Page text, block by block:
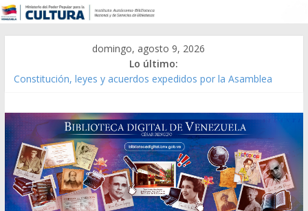
domingo, agosto 9, 2026
Lo último:
Constitución, leyes y acuerdos expedidos por la Asamblea
Modesta Bor Sánchez [material gráfico]
Gaceta Oficial de la República de Venezuela año CXXXIII Mes V,
Caracas 09 de marzo de 2006 N° 38.394
Catálogo temático de obras de Modesta Bor